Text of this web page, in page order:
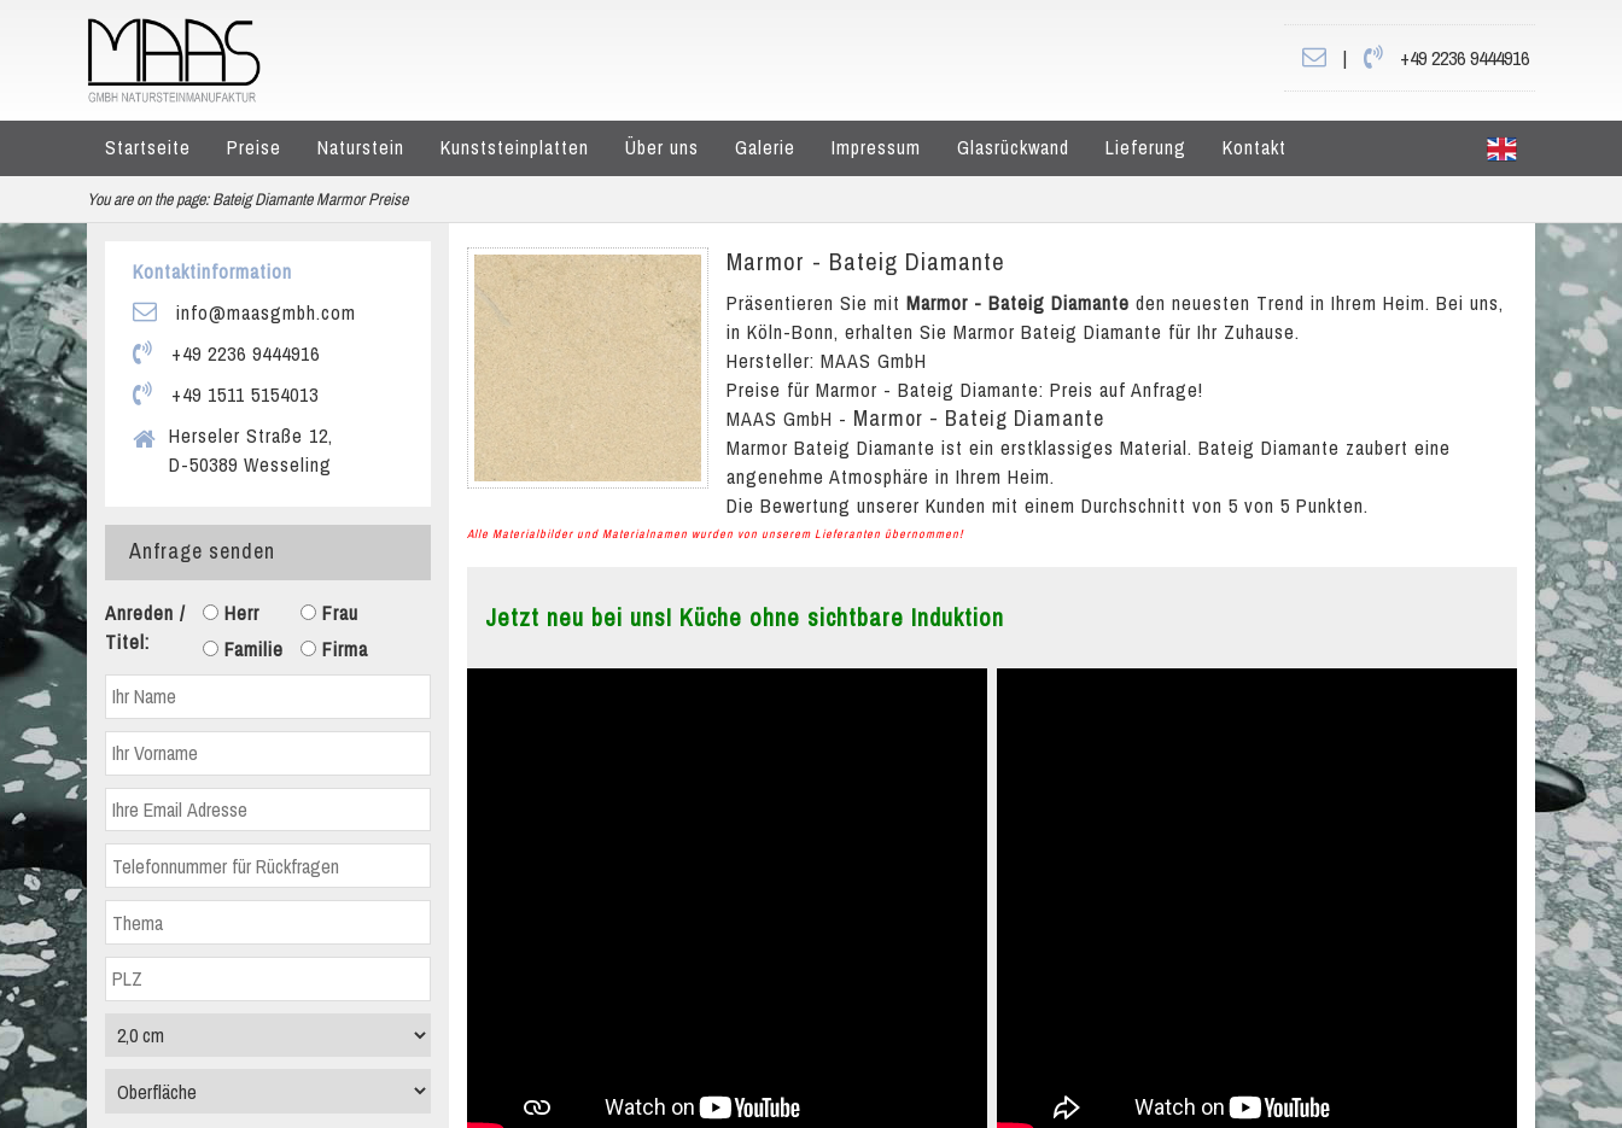
| +49 2236 9444916
Startseite Preise Naturstein Kunststeinplatten Über uns Galerie Impressum Glasrückwand Lieferung Kontakt
You are on the page: Bateig Diamante Marmor Preise
Marmor - Bateig Diamante
Präsentieren Sie mit Marmor - Bateig Diamante den neuesten Trend in Ihrem Heim. Bei uns,
in Köln-Bonn, erhalten Sie Marmor Bateig Diamante für Ihr Zuhause.
Hersteller: MAAS GmbH
Preise für Marmor - Bateig Diamante: Preis auf Anfrage!
MAAS GmbH - Marmor - Bateig Diamante
Marmor Bateig Diamante ist ein erstklassiges Material. Bateig Diamante zaubert eine
angenehme Atmosphäre in Ihrem Heim.
Die Bewertung unserer Kunden mit einem Durchschnitt von 5 von 5 Punkten.
Alle Materialbilder und Materialnamen wurden von unserem Lieferanten übernommen!
Jetzt neu bei uns! Küche ohne sichtbare Induktion
Kontaktinformation
info@maasgmbh.com
+49 2236 9444916
+49 1511 5154013
Herseler Straße 12,
D-50389 Wesseling
Anfrage senden
Anreden /
Titel:
Herr
Frau
Familie
Firma